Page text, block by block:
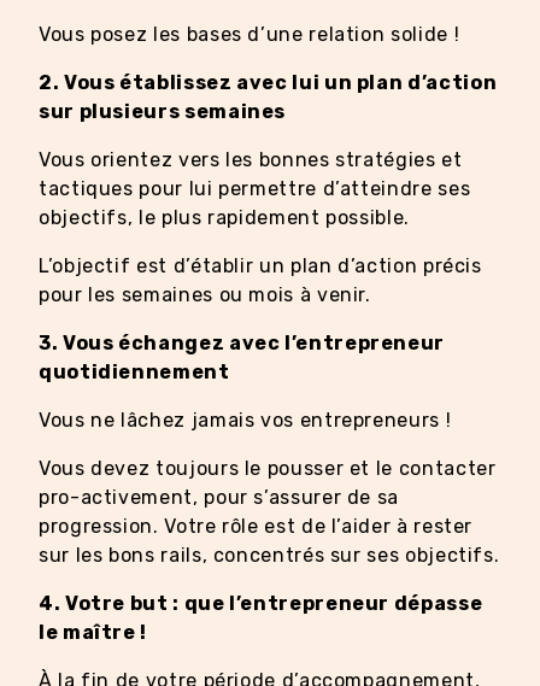
Vous posez les bases d’une relation solide !
2. Vous établissez avec lui un plan d’action
sur plusieurs semaines
Vous orientez vers les bonnes stratégies et
tactiques pour lui permettre d’atteindre ses
objectifs, le plus rapidement possible.
L’objectif est d’établir un plan d’action précis
pour les semaines ou mois à venir.
3. Vous échangez avec l’entrepreneur
quotidiennement
Vous ne lâchez jamais vos entrepreneurs !
Vous devez toujours le pousser et le contacter
pro-activement, pour s’assurer de sa
progression. Votre rôle est de l’aider à rester
sur les bons rails, concentrés sur ses objectifs.
4. Votre but : que l’entrepreneur dépasse
le maître !
À la fin de votre période d’accompagnement,